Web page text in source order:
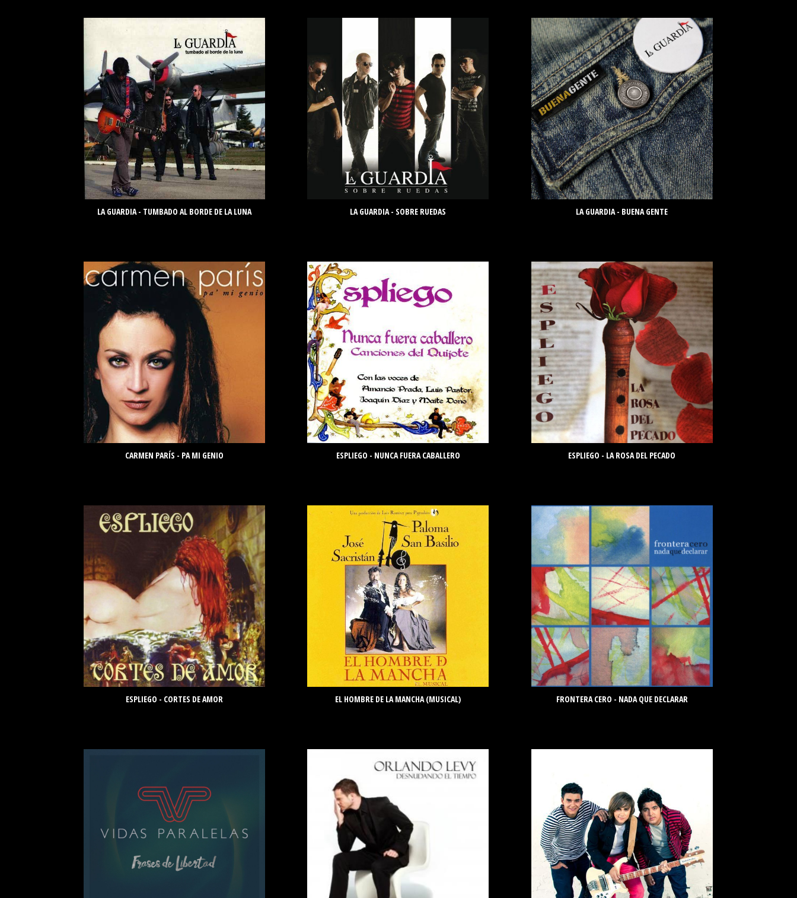
LA GUARDIA - TUMBADO AL BORDE DE LA LUNA LA GUARDIA - SOBRE RUEDAS LA GUARDIA - BUENA GENTE
CARMEN PARÍS - PA MI GENIO ESPLIEGO - NUNCA FUERA CABALLERO ESPLIEGO - LA ROSA DEL PECADO
ESPLIEGO - CORTES DE AMOR EL HOMBRE DE LA MANCHA (MUSICAL) FRONTERA CERO - NADA QUE DECLARAR